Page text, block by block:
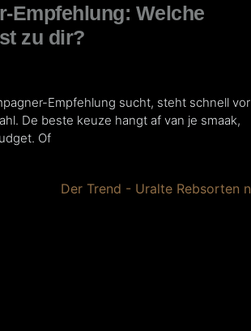
Empfehlung: Welche
zu dir?
Empfehlung sucht, steht schnell vor
De beste keuze hangt af van je smaak,
Of